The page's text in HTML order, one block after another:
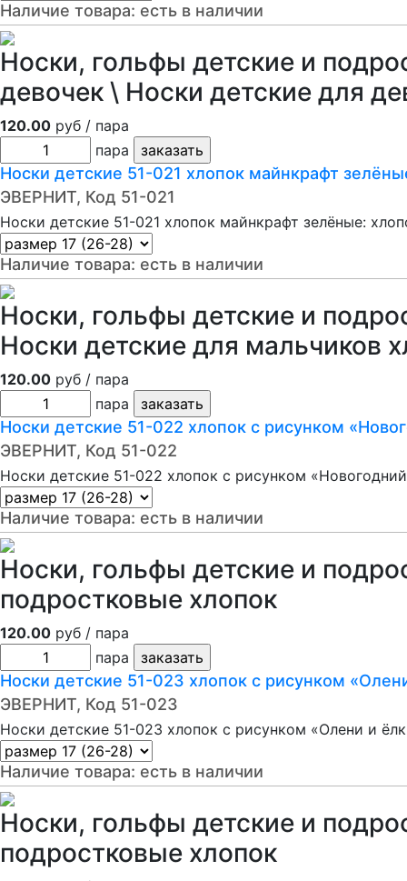
Наличие товара: есть в наличии
Носки, гольфы детские и
девочек \ Носки детские для
120.00 руб / пара
пара
Носки детские 51-021 хлопок майнкрафт
ЭВЕРНИТ, Код 51-021
Носки детские 51-021 хлопок майнкрафт зелёные:
Наличие товара: есть в наличии
Носки, гольфы детские и
Носки детские для мальчиков
120.00 руб / пара
пара
Носки детские 51-022 хлопок с рисунком
ЭВЕРНИТ, Код 51-022
Носки детские 51-022 хлопок с рисунком
Наличие товара: есть в наличии
Носки, гольфы детские и
подростковые хлопок
120.00 руб / пара
пара
Носки детские 51-023 хлопок с рисунком
ЭВЕРНИТ, Код 51-023
Носки детские 51-023 хлопок с рисунком «Олени и
Наличие товара: есть в наличии
Носки, гольфы детские и
подростковые хлопок